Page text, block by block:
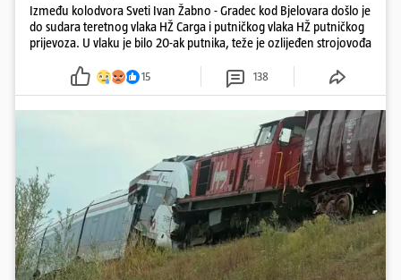
Između kolodvora Sveti Ivan Žabno - Gradec kod Bjelovara došlo je
do sudara teretnog vlaka HŽ Carga i putničkog vlaka HŽ putničkog
prijevoza. U vlaku je bilo 20-ak putnika, teže je ozlijeđen strojovođa
15 138